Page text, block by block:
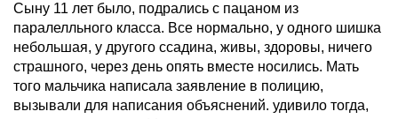
Сыну 11 лет было, подрались с пацаном из
паралелльного класса. Все нормально, у одного шишка
небольшая, у другого ссадина, живы, здоровы, ничего
страшного, через день опять вместе носились. Мать
того мальчика написала заявление в полицию,
вызывали для написания объяснений. удивило тогда,